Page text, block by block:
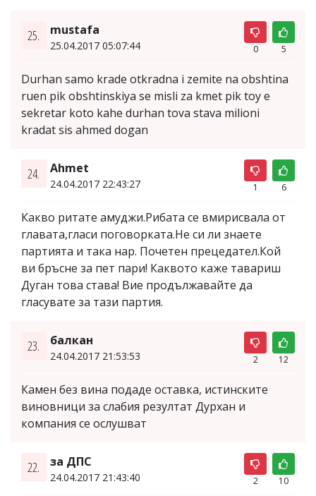
25. mustafa
25.04.2017 05:07:44 0 5
Durhan samo krade otkradna i zemite na obshtina
ruen pik obshtinskiya se misli za kmet pik toy e
sekretar koto kahe durhan tova stava milioni
kradat sis ahmed dogan
24. Ahmet
24.04.2017 22:43:27 1 6
Какво ритате амуджи.Рибата се вмирисвала от
главата,гласи поговорката.Не си ли знаете
партията и така нар. Почетен прецедател.Кой
ви бръсне за пет пари! Каквото каже тавариш
Дуган това става! Вие продължавайте да
гласувате за тази партия.
23. балкан
24.04.2017 21:53:53 2 12
Камен без вина подаде оставка, истинските
виновници за слабия резултат Дурхан и
компания се ослушват
22. за ДПС
24.04.2017 21:43:40 2 10